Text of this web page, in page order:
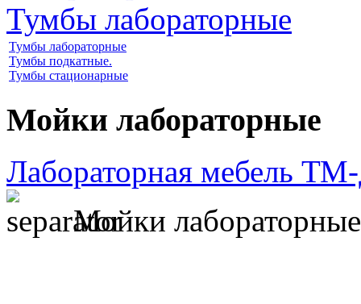
Тумбы лабораторные
Тумбы лабораторные
Тумбы подкатные.
Тумбы стационарные
Мойки лабораторные
Лабораторная мебель
Мойки лабораторные